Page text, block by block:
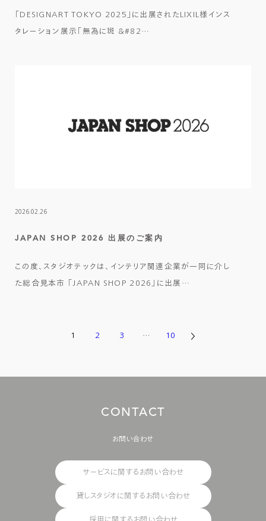
「DESIGNART TOKYO 2025」に出展されたLIXIL様インス
タレーション展示「無為に斑 &#82…
2026.02.26
JAPAN SHOP 2026 出展のご案内
この度、スタジオテックは、インテリア関連企業が一同に介し
た総合見本市 「JAPAN SHOP 2026」に出展…
1 2 3 … 10
CONTACT
お問い合わせ
サービスに関するお問い合わせ
貸しスタジオに関するお問い合わせ